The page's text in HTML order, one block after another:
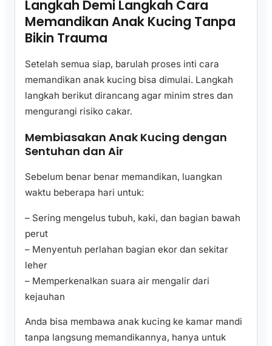
Langkah Demi Langkah Cara
Memandikan Anak Kucing Tanpa
Bikin Trauma
Setelah semua siap, barulah proses inti cara
memandikan anak kucing bisa dimulai. Langkah
langkah berikut dirancang agar minim stres dan
mengurangi risiko cakar.
Membiasakan Anak Kucing dengan
Sentuhan dan Air
Sebelum benar benar memandikan, luangkan
waktu beberapa hari untuk:
– Sering mengelus tubuh, kaki, dan bagian bawah
perut
– Menyentuh perlahan bagian ekor dan sekitar
leher
– Memperkenalkan suara air mengalir dari
kejauhan
Anda bisa membawa anak kucing ke kamar mandi
tanpa langsung memandikannya, hanya untuk